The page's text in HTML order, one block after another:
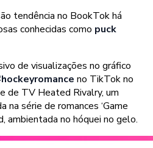
tendência no BookTok há
conhecidas como puck
de visualizações no gráfico
no TikTok no
de TV Heated Rivalry, um
na série de romances ‘Game
ambientada no hóquei no gelo.